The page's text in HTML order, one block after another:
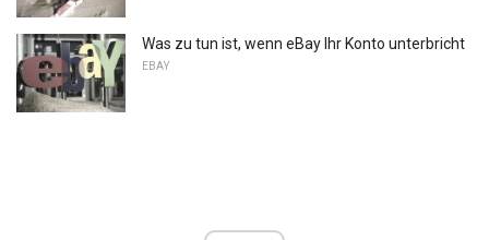
Was zu tun ist, wenn eBay Ihr Konto unterbricht
EBAY